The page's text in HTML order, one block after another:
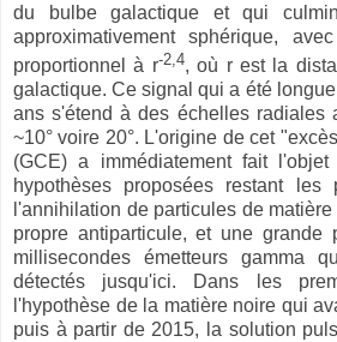
du bulbe galactique et qui
approximativement sphérique,
proportionnel à r-2,4, où r est la
galactique. Ce signal qui a été
ans s'étend à des échelles radiales
~10° voire 20°. L'origine de cet
(GCE) a immédiatement fait
hypothèses proposées restant les
l'annihilation de particules de
propre antiparticule, et une grande
millisecondes émetteurs gamma
détectés jusqu'ici. Dans les
l'hypothèse de la matière noire qui
puis à partir de 2015, la solution